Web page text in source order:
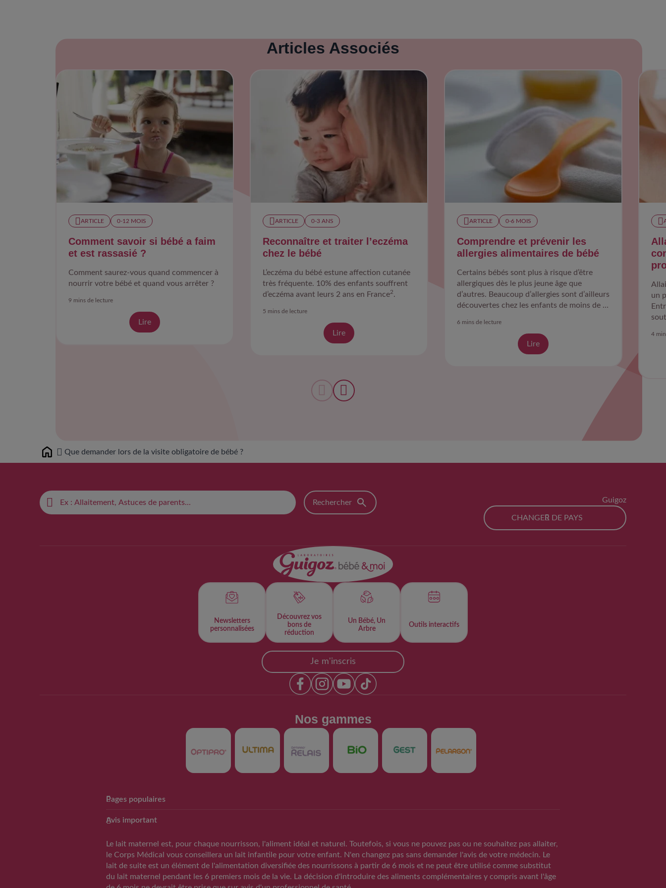
Articles Associés
ARTICLE 0-12 MOIS
Comment savoir si bébé a faim
et est rassasié ?
Comment saurez-vous quand commencer à
nourrir votre bébé et quand vous arrêter ?
9 mins de lecture
Lire
ARTICLE 0-3 ANS
Reconnaître et traiter l’eczéma
chez le bébé
L’eczéma du bébé estune affection cutanée
très fréquente. 10% des enfants souffrent
d’eczéma avant leurs 2 ans en France2.
5 mins de lecture
Lire
ARTICLE 0-6 MOIS​
Comprendre et prévenir les
allergies alimentaires de bébé
Certains bébés sont plus à risque d’être
allergiques dès le plus jeune âge que
d’autres. Beaucoup d’allergies sont d’ailleurs
découvertes chez les enfants de moins de 3
6 mins de lecture
Lire
un
4
Home
Que demander lors de la visite obligatoire de bébé ?
Guigoz
CHANGER DE PAYS
Newsletters
personnalisées​
Découvrez vos
bons de
réduction
Un Bébé, Un
Arbre
Outils interactifs​
Je m'inscris
Nos gammes​
Pages populaires
Avantage Club bébé & moi
Calculateur date d’accouchement
Calculateur periode d’ovulation
Calendrier Grossese
Guide de l’alimentation
Trouver mon produit
Nous contacter
RAPPEL VOLONTAIRE ET PREVENTIF
DE LOTS DE LAITS INFANTILES
GUIGOZ ®
Avis important
Le lait maternel est, pour chaque nourrisson, l'aliment idéal et naturel. Toutefois, si vous ne pouvez pas ou ne souhaitez pas allaiter,
le Corps Médical vous conseillera un lait infantile pour votre enfant. N'en changez pas sans demander l'avis de votre médecin. Le
lait de suite est un élément de l'alimentation diversifiée des nourrissons à partir de 6 mois et ne peut être utilisé comme substitut
du lait maternel pendant les 6 premiers mois de la vie. La décision d'introduire des aliments complémentaires y compris avant l'âge